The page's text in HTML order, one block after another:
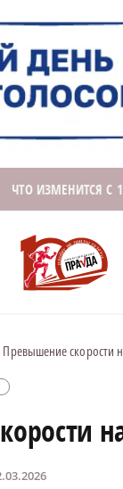
ЧТО ИЗМЕНИТСЯ С
Превышение скорости